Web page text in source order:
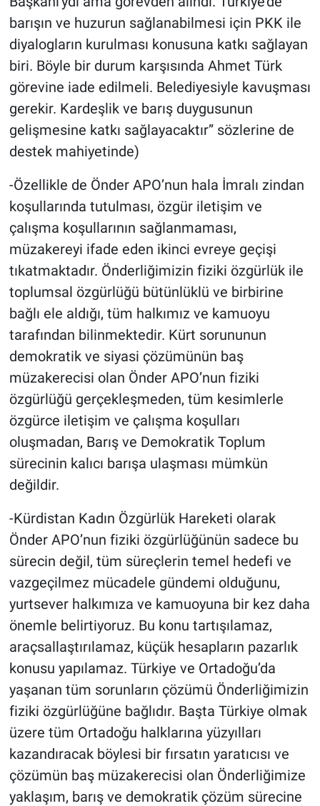
barışın ve huzurun sağlanabilmesi için PKK ile
diyalogların kurulması konusuna katkı sağlayan
biri. Böyle bir durum karşısında Ahmet Türk
görevine iade edilmeli. Belediyesiyle kavuşması
gerekir. Kardeşlik ve barış duygusunun
gelişmesine katkı sağlayacaktır” sözlerine de
destek mahiyetinde)
-Özellikle de Önder APO’nun hala İmralı zindan
koşullarında tutulması, özgür iletişim ve
çalışma koşullarının sağlanmaması,
müzakereyi ifade eden ikinci evreye geçişi
tıkatmaktadır. Önderliğimizin fiziki özgürlük ile
toplumsal özgürlüğü bütünlüklü ve birbirine
bağlı ele aldığı, tüm halkımız ve kamuoyu
tarafından bilinmektedir. Kürt sorununun
demokratik ve siyasi çözümünün baş
müzakerecisi olan Önder APO’nun fiziki
özgürlüğü gerçekleşmeden, tüm kesimlerle
özgürce iletişim ve çalışma koşulları
oluşmadan, Barış ve Demokratik Toplum
sürecinin kalıcı barışa ulaşması mümkün
değildir.
-Kürdistan Kadın Özgürlük Hareketi olarak
Önder APO’nun fiziki özgürlüğünün sadece bu
sürecin değil, tüm süreçlerin temel hedefi ve
vazgeçilmez mücadele gündemi olduğunu,
yurtsever halkımıza ve kamuoyuna bir kez daha
önemle belirtiyoruz. Bu konu tartışılamaz,
araçsallaştırılamaz, küçük hesapların pazarlık
konusu yapılamaz. Türkiye ve Ortadoğu’da
yaşanan tüm sorunların çözümü Önderliğimizin
fiziki özgürlüğüne bağlıdır. Başta Türkiye olmak
üzere tüm Ortadoğu halklarına yüzyılları
kazandıracak böylesi bir fırsatın yaratıcısı ve
çözümün baş müzakerecisi olan Önderliğimize
yaklaşım, barış ve demokratik çözüm sürecine